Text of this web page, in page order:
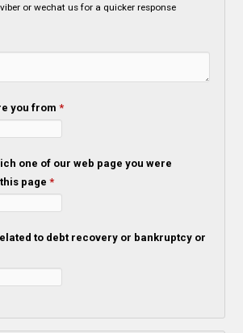
or wechat us for a quicker response
you from*
one of our web page you were
page*
to debt recovery or bankruptcy or